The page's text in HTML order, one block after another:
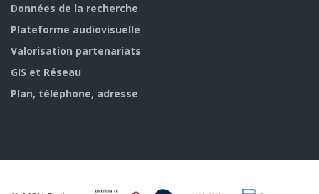
Données de la recherche
Plateforme audiovisuelle
Valorisation partenariats
GIS et Réseau
Plan, téléphone, adresse